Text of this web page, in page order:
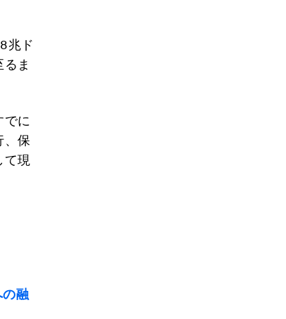
兆ド
ま
でに
、保
て現
の融